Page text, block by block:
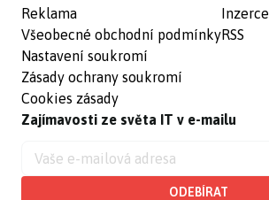
Reklama
Všeobecné obchodní podmínky
Nastavení soukromí
Zásady ochrany soukromí
Cookies zásady
Inzerce
RSS
Zajímavosti ze světa IT v e-mailu
ODEBÍRAT